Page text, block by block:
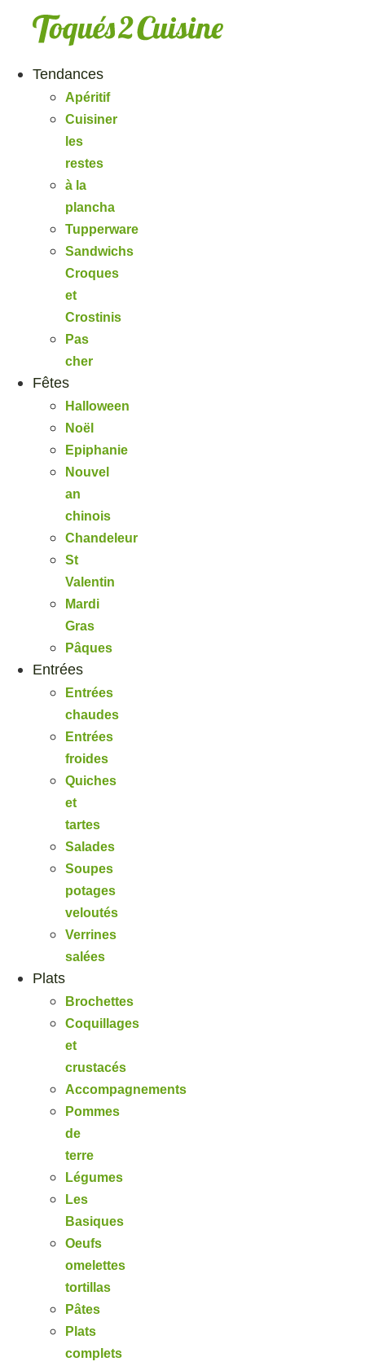
Tendances
Apéritif
Cuisiner
les
restes
à la
plancha
Tupperware
Sandwichs
Croques
et
Crostinis
Pas
cher
Fêtes
Halloween
Noël
Epiphanie
Nouvel
an
chinois
Chandeleur
St
Valentin
Mardi
Gras
Pâques
Entrées
Entrées
chaudes
Entrées
froides
Quiches
et
tartes
Salades
Soupes
potages
veloutés
Verrines
salées
Plats
Brochettes
Coquillages
et
crustacés
Accompagnements
Pommes
de
terre
Légumes
Les
Basiques
Oeufs
omelettes
tortillas
Pâtes
Plats
complets